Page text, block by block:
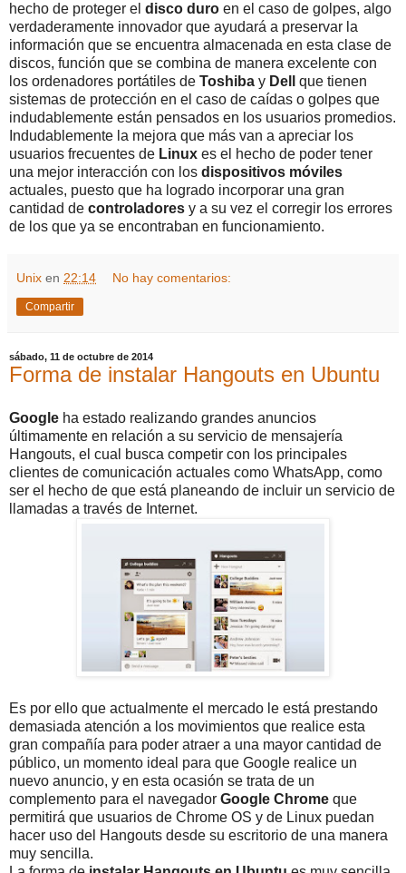
hecho de proteger el disco duro en el caso de golpes, algo
verdaderamente innovador que ayudará a preservar la
información que se encuentra almacenada en esta clase de
discos, función que se combina de manera excelente con
los ordenadores portátiles de Toshiba y Dell
que tienen
sistemas de protección en el caso de caídas o golpes que
indudablemente están pensados en los usuarios promedios.
Indudablemente la mejora que más van a apreciar los
usuarios frecuentes de Linux es el hecho de poder tener
una mejor interacción con los dispositivos móviles
actuales, puesto que ha logrado incorporar una gran
cantidad de controladores y a su vez el corregir los errores
de los que ya se encontraban en funcionamiento.
Unix en 22:14 No hay comentarios:
Compartir
sábado, 11 de octubre de 2014
Forma de instalar Hangouts en Ubuntu
Google ha estado realizando grandes anuncios
últimamente en relación a su servicio de mensajería
Hangouts, el cual busca competir con los principales
clientes de comunicación actuales como WhatsApp, como
ser el hecho de que está planeando de incluir un servicio de
llamadas a través de Internet.
Es por ello que actualmente el mercado le está prestando
demasiada atención a los movimientos que realice esta
gran compañía para poder atraer a una mayor cantidad de
público, un momento ideal para que Google realice un
nuevo anuncio, y en esta ocasión se trata de un
complemento para el navegador Google Chrome que
permitirá que usuarios de Chrome OS y de Linux puedan
hacer uso del Hangouts desde su escritorio de una manera
muy sencilla.